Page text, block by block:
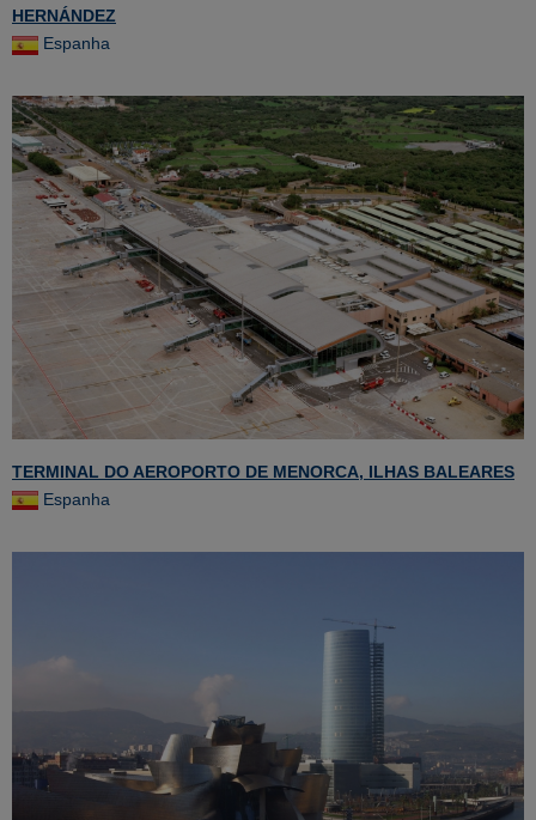
HERNÁNDEZ
Espanha
TERMINAL DO AEROPORTO DE MENORCA, ILHAS BALEARES
Espanha